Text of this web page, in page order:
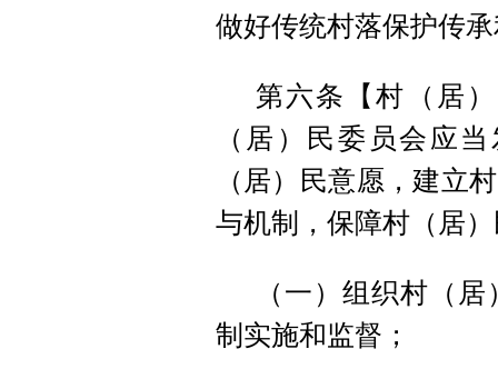
做好传统村落保护传
第六条【村（居
（居）民委员会应
（居）民意愿，建立
与机制，保障村（居
（一）组织村（
制实施和监督；